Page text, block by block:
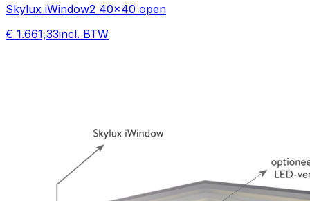
Skylux iWindow2 40x40 open
€ 1.661,33incl. BTW